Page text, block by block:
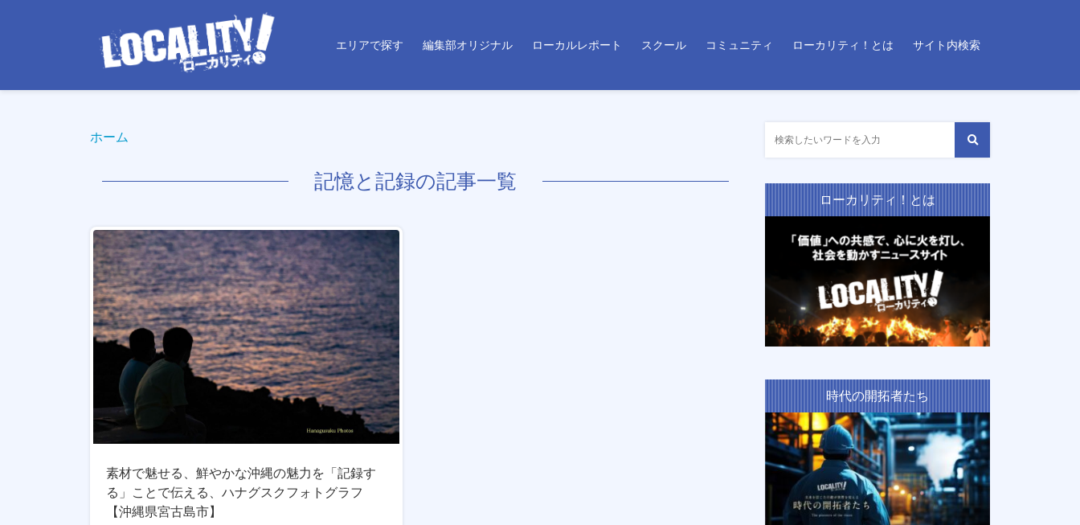
エリアで探す 編集部オリジナル ローカルレポート スクール コミュニティ ローカリティ！とは サイト内検索
ホーム
記憶と記録の記事一覧
素材で魅せる、鮮やかな沖縄の魅力を「記録す
る」ことで伝える、ハナグスクフォトグラフ
【沖縄県宮古島市】
ローカリティ！とは
時代の開拓者たち